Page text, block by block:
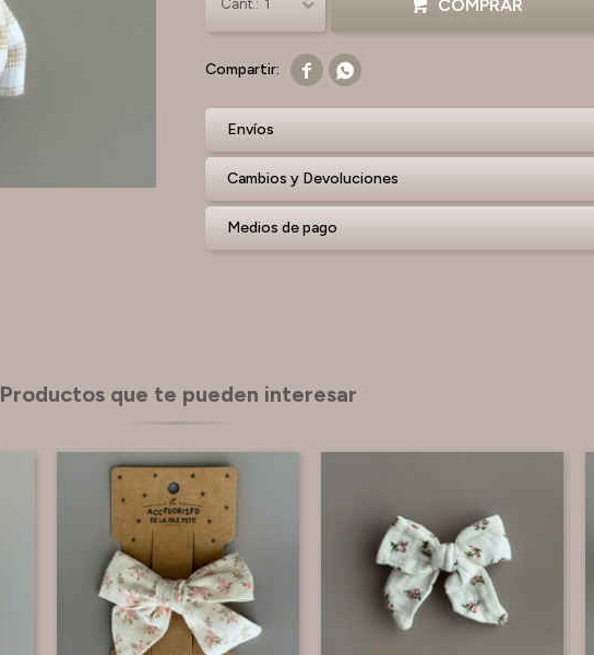
1 COMPRAR
 
Envíos
Cambios y Devoluciones
Medios de pago
Productos que te pueden interesar